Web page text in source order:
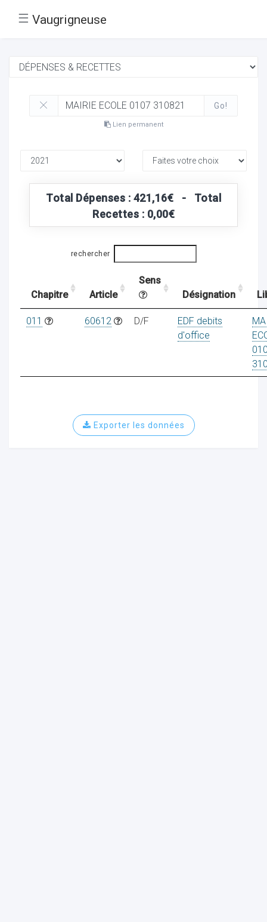
☰ Vaugrigneuse
Go!
Lien permanent
Total Dépenses : 421,16€ - Total
Recettes : 0,00€
rechercher
Chapitre Article
Sens
Désignation
011 60612 D/F
EDF debits
d'office
Exporter les données